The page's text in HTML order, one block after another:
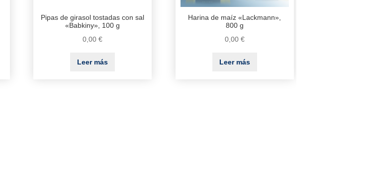
Pipas de girasol tostadas con sal
«Babkiny», 100 g
0,00€
Leer más
Harina de maíz «Lackmann»,
800 g
0,00 €
Leer más